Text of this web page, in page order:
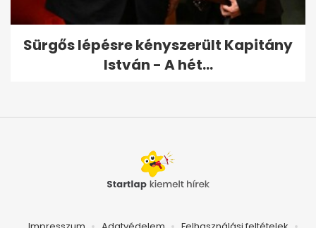
Sürgős lépésre kényszerült Kapitány
István - A hét...